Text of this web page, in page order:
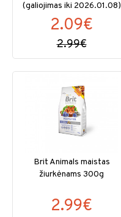
(galiojimas iki 2026.01.08)
2.09€
2.99€
Brit Animals maistas
žiurkėnams 300g
2.99€